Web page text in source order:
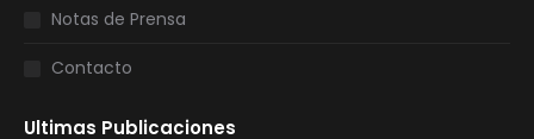
Notas de Prensa
Contacto
Ultimas Publicaciones